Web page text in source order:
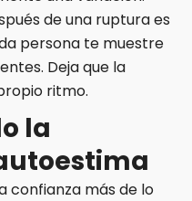
de una ruptura es
persona te muestre
Deja que la
ritmo.
la
confianza más de lo